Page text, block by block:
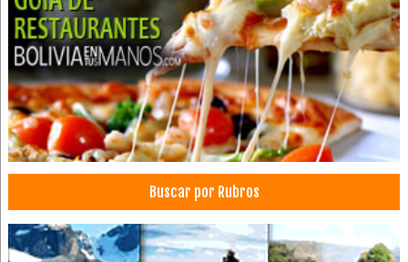
Plásticos, Artículos de
Plásticos
Productos de Plástico
Fabrica de puertas
Puertas de Madera
Ventanas
Camas
Buscar por Rubros